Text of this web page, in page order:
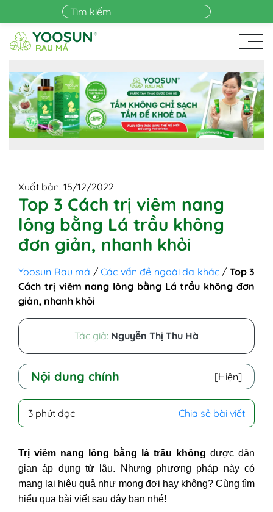
Skip to main content
Xuất bản: 15/12/2022
Top 3 Cách trị viêm nang
lông bằng Lá trầu không
đơn giản, nhanh khỏi
Yoosun Rau má / Các vấn đề ngoài da khác/ Top 3
Cách trị viêm nang lông bằng Lá trầu không đơn
giản, nhanh khỏi
Tác giả: Nguyễn Thị Thu Hà
Nội dung chính [Hiện]
I - Lá trầu không có trị viêm nang
lông không?
lông bằng lá trầu không
1. Tắm lá trầu không chữa viêm
nang lông
2. Nước cốt lá trầu không chữa viêm
3 phút đọc Chia sẻ bài viết
Trị viêm nang lông bằng lá trầu không được dân
gian áp dụng từ lâu. Nhưng phương pháp này có
mang lại hiệu quả như mong đợi hay không? Cùng tìm
hiểu qua bài viết sau đây bạn nhé!